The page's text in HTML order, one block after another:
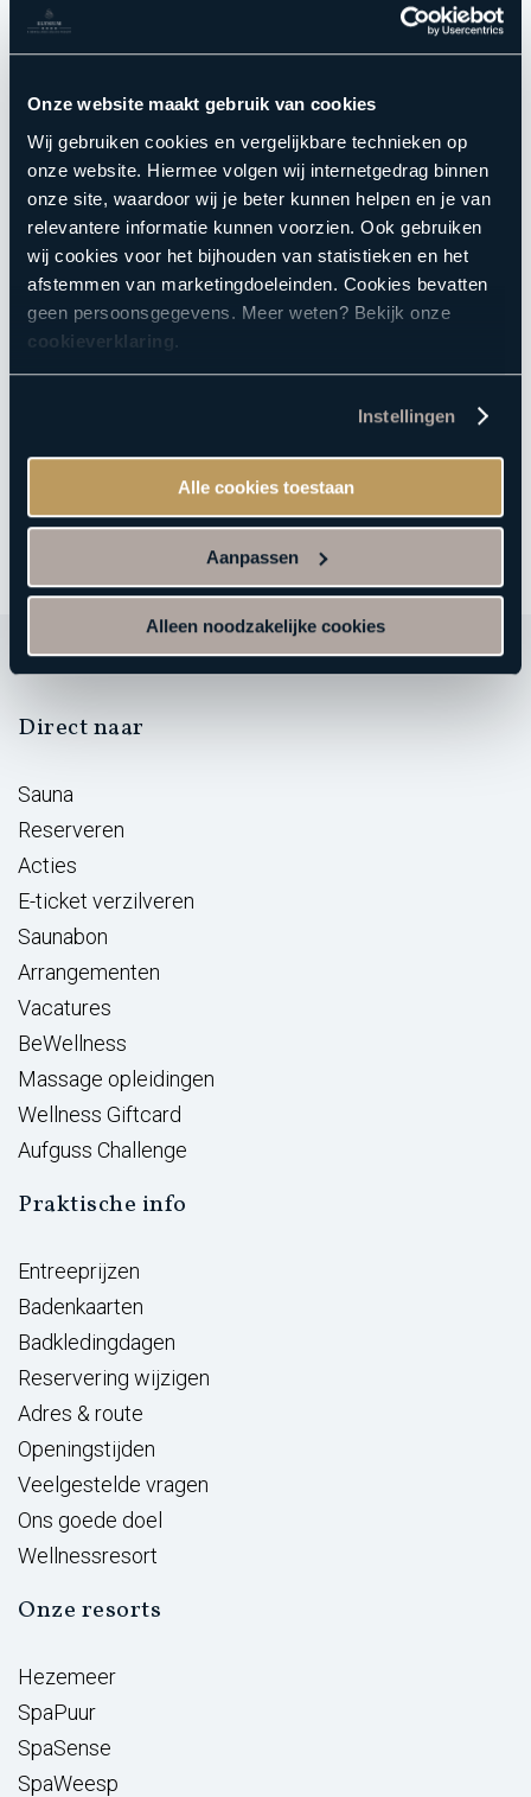
Onze website maakt gebruik van cookies
Wij gebruiken cookies en vergelijkbare technieken op
onze website. Hiermee volgen wij internetgedrag binnen
onze site, waardoor wij je beter kunnen helpen en je van
relevantere informatie kunnen voorzien. Ook gebruiken
wij cookies voor het bijhouden van statistieken en het
afstemmen van marketingdoeleinden. Cookies bevatten
geen persoonsgegevens. Meer weten? Bekijk onze
cookieverklaring.
Instellingen
Alle cookies toestaan
Aanpassen
Alleen noodzakelijke cookies
Do it yourself Revital (€10,95)
Do it yourself Spa Care (€10,95)
Anders,... (geef hieronder je keuze aan)
Eventuele opmerkingen:
Direct naar
Sauna
Reserveren
Acties
E-ticket verzilveren
Saunabon
Arrangementen
Vacatures
BeWellness
Massage opleidingen
Wellness Giftcard
Aufguss Challenge
Praktische info
Entreeprijzen
Badenkaarten
Badkledingdagen
Reservering wijzigen
Adres & route
Openingstijden
Veelgestelde vragen
Ons goede doel
Wellnessresort
Onze resorts
Hezemeer
SpaPuur
SpaSense
SpaWeesp